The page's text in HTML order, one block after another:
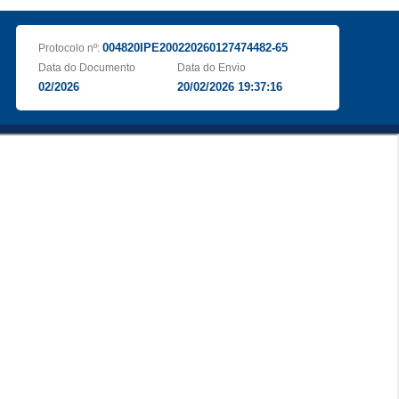
Protocolo nº: 004820IPE200220260127474482-65
Data do Documento
02/2026
Data do Envio
20/02/2026 19:37:16